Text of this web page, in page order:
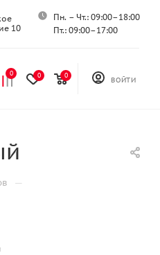
10
Пн. – Чт.: 09:00–18:00
Пт.: 09:00–17:00
0 0 0
ВОЙТИ
—